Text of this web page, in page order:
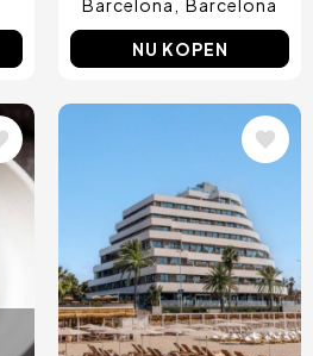
Barcelona Barcelona
NU KOPEN